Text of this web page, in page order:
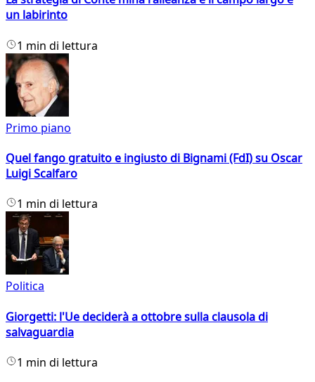
un labirinto
1 min di lettura
Primo piano
Quel fango gratuito e ingiusto di Bignami (FdI) su Oscar
Luigi Scalfaro
1 min di lettura
Politica
Giorgetti: l'Ue deciderà a ottobre sulla clausola di
salvaguardia
1 min di lettura